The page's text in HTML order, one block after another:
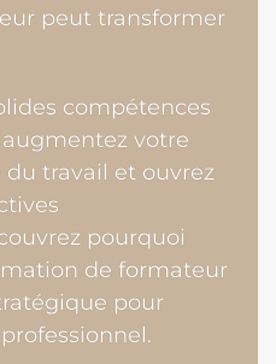
peut transformer
compétences
votre
travail et ouvrez
pourquoi
de formateur
pour